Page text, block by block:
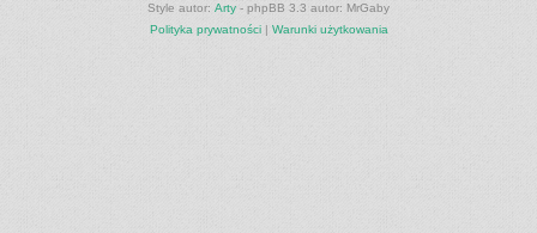
Style autor: Arty - phpBB 3.3 autor: MrGaby
Polityka prywatności| Warunki użytkowania